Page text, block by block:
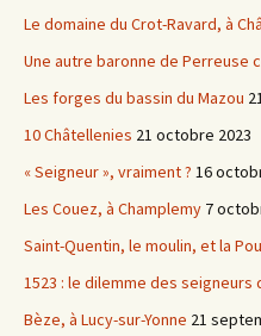
Le domaine du Crot-Ravard, à
Une autre baronne de Perreuse
Les forges du bassin du Mazou
10 Châtellenies 21 octobre 2023
« Seigneur », vraiment ? 16
Les Couez, à Champlemy 7
Saint-Quentin, le moulin, et la
1523 : le dilemme des
Bèze, à Lucy-sur-Yonne 21